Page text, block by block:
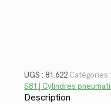
UGS : 81.622 Catégories :
S81 | Cylindres
Description